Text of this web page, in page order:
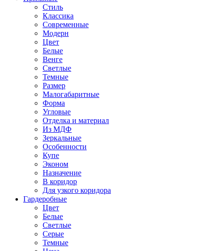
Стиль
Классика
Современные
Модерн
Цвет
Белые
Венге
Светлые
Темные
Размер
Малогабаритные
Форма
Угловые
Отделка и материал
Из МДФ
Зеркальные
Особенности
Купе
Эконом
Назначение
В коридор
Для узкого коридора
Гардеробные
Цвет
Белые
Светлые
Серые
Темные